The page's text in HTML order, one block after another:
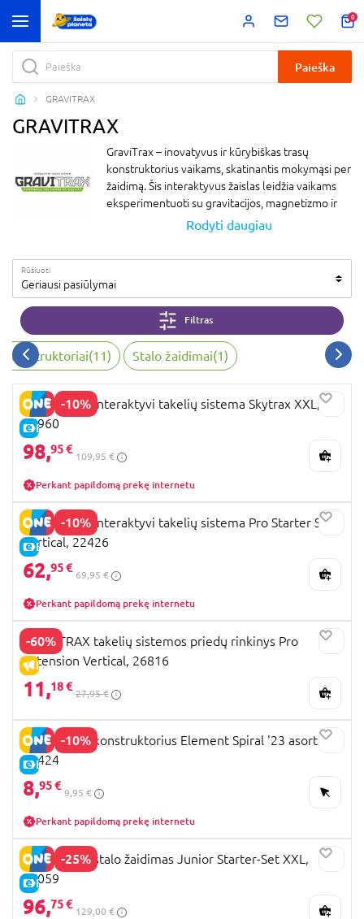
0
Paieška
GRAVITRAX
GRAVITRAX
GraviTrax – inovatyvus ir kūrybiškas trasų
konstruktorius vaikams, skatinantis mokymąsi per
žaidimą. Šis interaktyvus žaislas leidžia vaikams
eksperimentuoti su gravitacijos, magnetizmo ir
kinetikos dėsniais, kuriant įspūdingas trasas su
konstruktorius, kuris lavina kūrybiškumą, loginį
mąstymą ir problemų sprendimo įgūdžius.
Zaisluplaneta.lt siūlo platų GraviTrax asortimentą
– nuo pagrindinių rinkinių iki papildomų dalių, kad
vaikai galėtų kurti dar sudėtingesnes ir
įdomesnes trasas.
Rodyti daugiau
Rūšiuoti
Geriausi pasiūlymai
Filtras
konstruktoriai(11) Stalo žaidimai(1)
-10%
E-KAINA
GRAVITRAX interaktyvi takelių sistema Skytrax XXL,
25960
98,95 €
109,95 €
Perkant papildomą prekę internetu
-10%
E-KAINA
GRAVITRAX interaktyvi takelių sistema Pro Starter Set
Vertical, 22426
62,95 €
69,95 €
Perkant papildomą prekę internetu
-60%
IŠPARDAVIMAS
GRAVITRAX takelių sistemos priedų rinkinys Pro
Extension Vertical, 26816
11,18 €
27,95 €
-10%
E-KAINA
GRAVITRAX konstruktorius Element Spiral '23 asort.,
22424
8,95 €
9,95 €
Perkant papildomą prekę internetu
-25%
E-KAINA
GRAVITRAX stalo žaidimas Junior Starter-Set XXL,
27059
96,75 €
129,00 €